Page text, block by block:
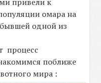
омара на
одной из
процесс
поближе
мира :